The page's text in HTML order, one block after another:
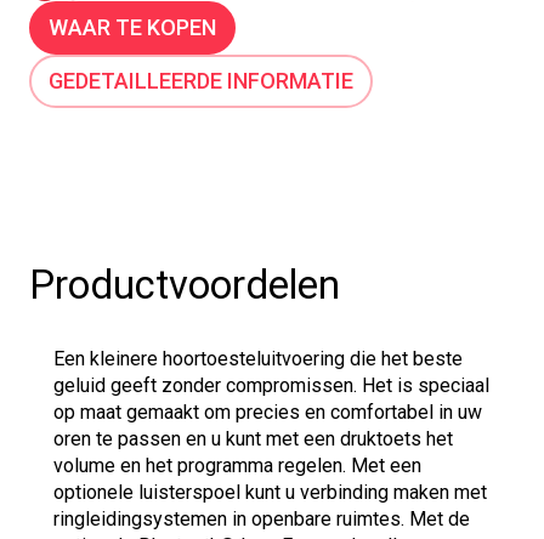
WAAR TE KOPEN
GEDETAILLEERDE INFORMATIE
Productvoordelen
Een kleinere hoortoesteluitvoering die het beste
geluid geeft zonder compromissen. Het is speciaal
op maat gemaakt om precies en comfortabel in uw
oren te passen en u kunt met een druktoets het
volume en het programma regelen. Met een
optionele luisterspoel kunt u verbinding maken met
ringleidingsystemen in openbare ruimtes. Met de